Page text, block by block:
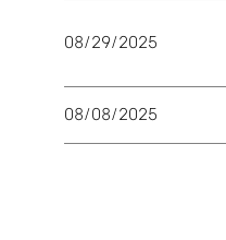
08/29/2025
08/08/2025